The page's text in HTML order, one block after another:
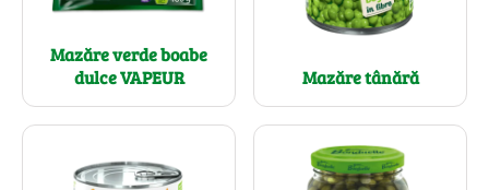
Mazăre verde boabe
dulce VAPEUR
Mazăre tânără